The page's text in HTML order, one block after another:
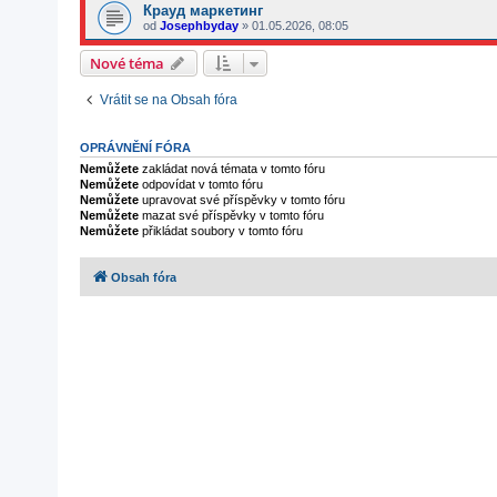
Крауд маркетинг
od Josephbyday » 01.05.2026, 08:05
Nové téma
Vrátit se na Obsah fóra
OPRÁVNĚNÍ FÓRA
Nemůžete zakládat nová témata v tomto fóru
Nemůžete odpovídat v tomto fóru
Nemůžete upravovat své příspěvky v tomto fóru
Nemůžete mazat své příspěvky v tomto fóru
Nemůžete přikládat soubory v tomto fóru
Obsah fóra